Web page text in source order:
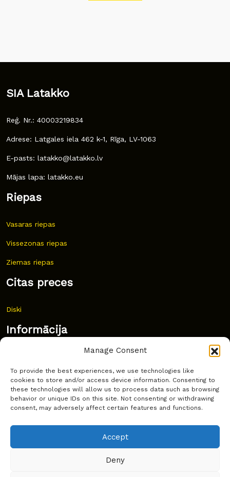
Manage Consent
To provide the best experiences, we use technologies like
cookies to store and/or access device information. Consenting to
these technologies will allow us to process data such as browsing
behavior or unique IDs on this site. Not consenting or withdrawing
consent, may adversely affect certain features and functions.
Accept
Deny
SIA Latakko
Reģ. Nr.: 40003219834
Adrese: Latgales iela 462 k-1, Rīga, LV-1063
E-pasts: latakko@latakko.lv
Mājas lapa: latakko.eu
Riepas
Vasaras riepas
Vissezonas riepas
Ziemas riepas
Citas preces
Diski
Informācija
Bieži uzdoti jautājumi
Kur pirkt?
Sīkdatņu politika